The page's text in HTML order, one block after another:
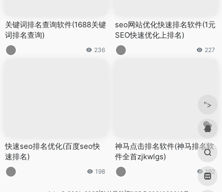
关键词排名查询软件(1688关键
词排名查询)
236
seo网站优化快速排名软件(1元
SEO快速优化上排名)
227
快速seo排名优化(百度seo快
速排名)
198
神马点击排名软件(神马排名软
件全首zjkwlgs)
192
">